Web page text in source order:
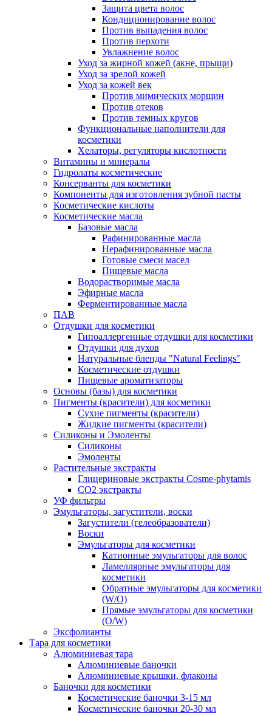
Защита цвета волос
Кондиционирование волос
Против выпадения волос
Против перхоти
Увлажнение волос
Уход за жирной кожей (акне, прыщи)
Уход за зрелой кожей
Уход за кожей век
Против мимических морщин
Против отеков
Против темных кругов
Функциональные наполнители для
косметики
Хелаторы, регуляторы кислотности
Витамины и минералы
Гидролаты косметические
Консерванты для косметики
Компоненты для изготовления зубной пасты
Косметические кислоты
Косметические масла
Базовые масла
Рафинированные масла
Нерафинированные масла
Готовые смеси масел
Пищевые масла
Водорастворимые масла
Эфирные масла
Ферментированные масла
ПАВ
Отдушки для косметики
Гипоаллергенные отдушки для косметики
Отдушки для духов
Натуральные бленды "Natural Feelings"
Косметические отдушки
Пищевые ароматизаторы
Основы (базы) для косметики
Пигменты (красители) для косметики
Сухие пигменты (красители)
Жидкие пигменты (красители)
Силиконы и Эмоленты
Силиконы
Эмоленты
Растительные экстракты
Глицериновые экстракты Cosme-phytamis
СО2 экстракты
УФ фильтры
Эмульгаторы, загустители, воски
Загустители (гелеобразователи)
Воски
Эмульгаторы для косметики
Катионные эмульгаторы для волос
Ламеллярные эмульгаторы для
косметики
Обратные эмульгаторы для косметики
(W/O)
Прямые эмульгаторы для косметики
(O/W)
Эксфолианты
Тара для косметики
Алюминиевая тара
Алюминиевые баночки
Алюминиевые крышки, флаконы
Баночки для косметики
Косметические баночки 3-15 мл
Косметические баночки 20-30 мл